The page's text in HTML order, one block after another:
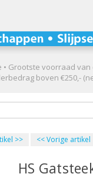
Grootste voorraad van
boven €250,-
>> <<Vorige artikel
HS